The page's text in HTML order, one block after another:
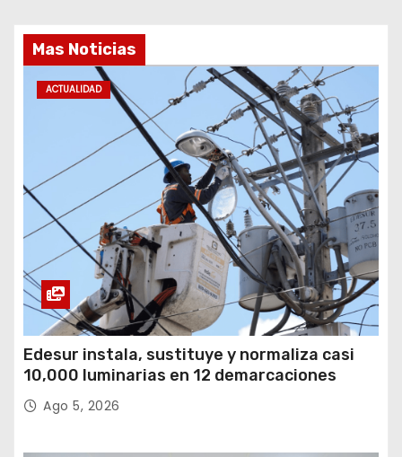
Mas Noticias
ACTUALIDAD
Edesur instala, sustituye y normaliza casi
10,000 luminarias en 12 demarcaciones
Ago 5, 2026